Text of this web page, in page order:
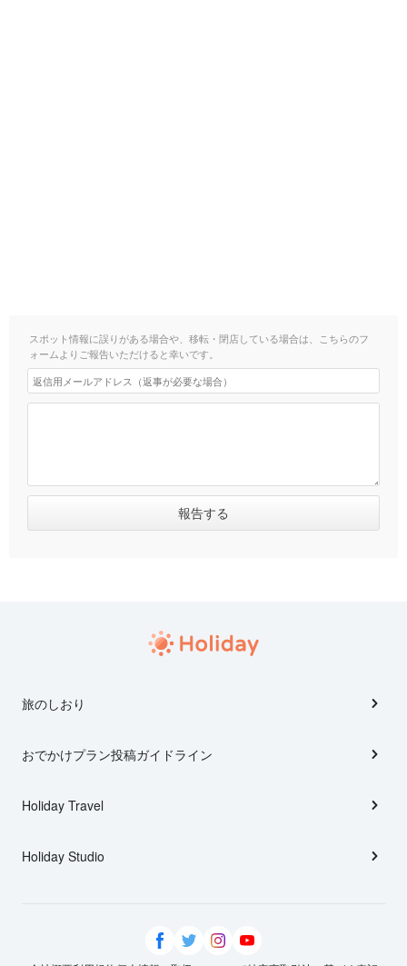
スポット情報に誤りがある場合や、移転・閉店している場合は、こちらのフ
ォームよりご報告いただけると幸いです。
旅のしおり
おでかけプラン投稿ガイドライン
Holiday Travel
Holiday Studio